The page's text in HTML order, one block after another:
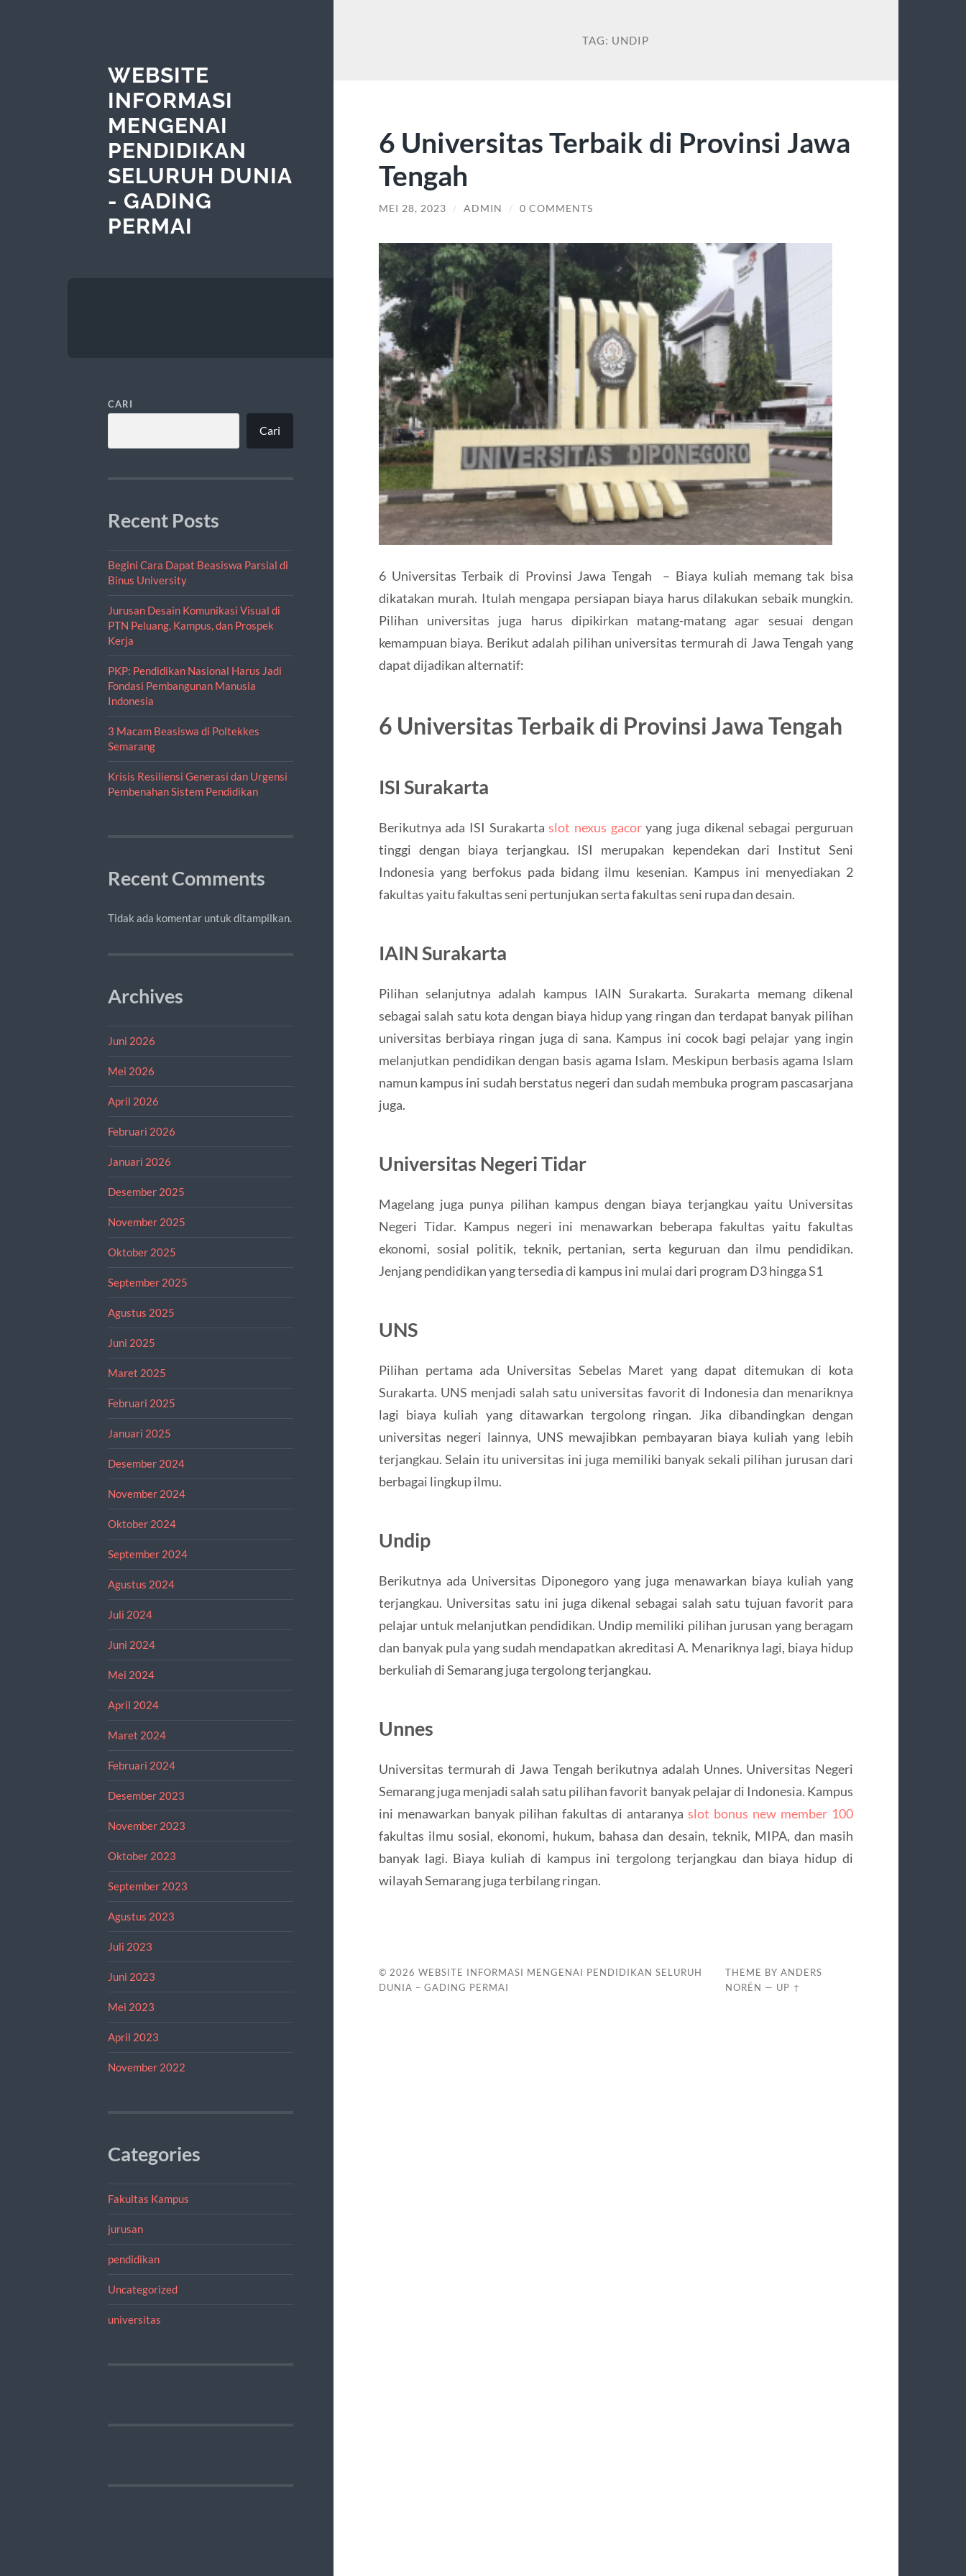
WEBSITE
INFORMASI
MENGENAI
PENDIDIKAN
SELURUH DUNIA
- GADING
PERMAI
CARI
Cari
Recent Posts
Begini Cara Dapat Beasiswa Parsial di
Binus University
Jurusan Desain Komunikasi Visual di
PTN Peluang, Kampus, dan Prospek
Kerja
PKP: Pendidikan Nasional Harus Jadi
Fondasi Pembangunan Manusia
Indonesia
3 Macam Beasiswa di Poltekkes
Semarang
Krisis Resiliensi Generasi dan Urgensi
Pembenahan Sistem Pendidikan
Recent Comments
Tidak ada komentar untuk ditampilkan.
Archives
Juni 2026
Mei 2026
April 2026
Februari 2026
Januari 2026
Desember 2025
November 2025
Oktober 2025
September 2025
Agustus 2025
Juni 2025
Maret 2025
Februari 2025
Januari 2025
Desember 2024
November 2024
Oktober 2024
September 2024
Agustus 2024
Juli 2024
Juni 2024
Mei 2024
April 2024
Maret 2024
Februari 2024
Desember 2023
November 2023
Oktober 2023
September 2023
Agustus 2023
Juli 2023
Juni 2023
Mei 2023
April 2023
November 2022
Categories
Fakultas Kampus
jurusan
pendidikan
Uncategorized
universitas
TAG: UNDIP
6 Universitas Terbaik di Provinsi Jawa
Tengah
MEI 28, 2023 / ADMIN / 0 COMMENTS
6 Universitas Terbaik di Provinsi Jawa Tengah – Biaya kuliah memang tak bisa
dikatakan murah. Itulah mengapa persiapan biaya harus dilakukan sebaik mungkin.
Pilihan universitas juga harus dipikirkan matang-matang agar sesuai dengan
kemampuan biaya. Berikut adalah pilihan universitas termurah di Jawa Tengah yang
dapat dijadikan alternatif:
6 Universitas Terbaik di Provinsi Jawa Tengah
ISI Surakarta
Berikutnya ada ISI Surakartaslot nexus gacoryang juga dikenal sebagai perguruan
tinggi dengan biaya terjangkau. ISI merupakan kependekan dari Institut Seni
Indonesia yang berfokus pada bidang ilmu kesenian. Kampus ini menyediakan 2
fakultas yaitu fakultas seni pertunjukan serta fakultas seni rupa dan desain.
IAIN Surakarta
Pilihan selanjutnya adalah kampus IAIN Surakarta. Surakarta memang dikenal
sebagai salah satu kota dengan biaya hidup yang ringan dan terdapat banyak pilihan
universitas berbiaya ringan juga di sana. Kampus ini cocok bagi pelajar yang ingin
melanjutkan pendidikan dengan basis agama Islam. Meskipun berbasis agama Islam
namun kampus ini sudah berstatus negeri dan sudah membuka program pascasarjana
juga.
Universitas Negeri Tidar
Magelang juga punya pilihan kampus dengan biaya terjangkau yaitu Universitas
Negeri Tidar. Kampus negeri ini menawarkan beberapa fakultas yaitu fakultas
ekonomi, sosial politik, teknik, pertanian, serta keguruan dan ilmu pendidikan.
Jenjang pendidikan yang tersedia di kampus ini mulai dari program D3 hingga S1
UNS
Pilihan pertama ada Universitas Sebelas Maret yang dapat ditemukan di kota
Surakarta. UNS menjadi salah satu universitas favorit di Indonesia dan menariknya
lagi biaya kuliah yang ditawarkan tergolong ringan. Jika dibandingkan dengan
universitas negeri lainnya, UNS mewajibkan pembayaran biaya kuliah yang lebih
terjangkau. Selain itu universitas ini juga memiliki banyak sekali pilihan jurusan dari
berbagai lingkup ilmu.
Undip
Berikutnya ada Universitas Diponegoro yang juga menawarkan biaya kuliah yang
terjangkau. Universitas satu ini juga dikenal sebagai salah satu tujuan favorit para
pelajar untuk melanjutkan pendidikan. Undip memiliki pilihan jurusan yang beragam
dan banyak pula yang sudah mendapatkan akreditasi A. Menariknya lagi, biaya hidup
berkuliah di Semarang juga tergolong terjangkau.
Unnes
Universitas termurah di Jawa Tengah berikutnya adalah Unnes. Universitas Negeri
Semarang juga menjadi salah satu pilihan favorit banyak pelajar di Indonesia. Kampus
ini menawarkan banyak pilihan fakultas di antaranya slot bonus new member 100
fakultas ilmu sosial, ekonomi, hukum, bahasa dan desain, teknik, MIPA, dan masih
banyak lagi. Biaya kuliah di kampus ini tergolong terjangkau dan biaya hidup di
wilayah Semarang juga terbilang ringan.
© 2026 WEBSITE INFORMASI MENGENAI PENDIDIKAN SELURUH
DUNIA – GADING PERMAI
THEME BYANDERS
NORÉN — UP ↑